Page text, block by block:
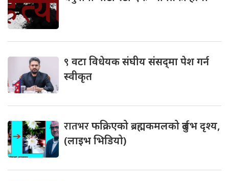
९ वटा विधेयक संघीय संसद्‌मा पेश गर्न
स्वीकृत
रातभरफक्रिएको ब्रह्मकमलको दुर्लभ दृश्य,
(लाइभ भिडियो)